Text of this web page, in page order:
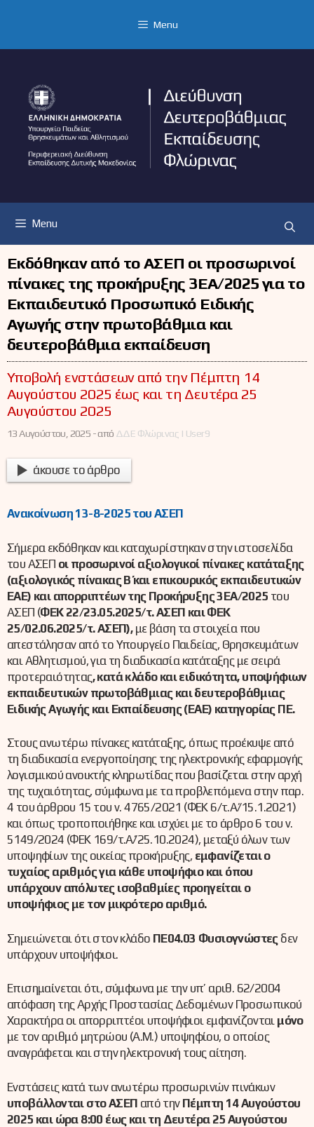
Menu
Menu
Εκδόθηκαν από το ΑΣΕΠ οι προσωρινοί
πίνακες της προκήρυξης 3ΕΑ/2025 για το
Εκπαιδευτικό Προσωπικό Ειδικής
Αγωγής στην πρωτοβάθμια και
δευτεροβάθμια εκπαίδευση
Υποβολή ενστάσεων από την Πέμπτη 14
Αυγούστου 2025 έως και τη Δευτέρα 25
Αυγούστου 2025
13 Αυγούστου, 2025 -από ΔΔΕ Φλώρινας | User9
άκουσε το άρθρο
Ανακοίνωση 13-8-2025 του ΑΣΕΠ
Σήμερα εκδόθηκαν και καταχωρίστηκαν στην ιστοσελίδα
του ΑΣΕΠ οιπροσωρινοί αξιολογικοί πίνακες κατάταξης
(αξιολογικός πίνακας Β΄ και επικουρικός εκπαιδευτικών
ΕΑΕ) και απορριπτέων της Προκήρυξης 3ΕΑ/2025 του
ΑΣΕΠ (ΦΕΚ 22/23.05.2025/τ. ΑΣΕΠ και ΦΕΚ
25/02.06.2025/τ. ΑΣΕΠ),με βάση τα στοιχεία που
απεστάλησαν από το Υπουργείο Παιδείας, Θρησκευμάτων
και Αθλητισμού, για τη διαδικασία κατάταξης με σειρά
προτεραιότητας, κατά κλάδο και ειδικότητα, υποψήφιων
εκπαιδευτικών πρωτοβάθμιας και δευτεροβάθμιας
Ειδικής Αγωγής και Εκπαίδευσης (ΕΑΕ) κατηγορίας ΠΕ.
Στους ανωτέρω πίνακες κατάταξης, όπως προέκυψε από
τη διαδικασία ενεργοποίησης της ηλεκτρονικής εφαρμογής
λογισμικού ανοικτής κληρωτίδας που βασίζεται στην αρχή
της τυχαιότητας, σύμφωνα με τα προβλεπόμενα στην παρ.
4 του άρθρου 15 του ν. 4765/2021 (ΦΕΚ 6/τ.Α΄/15.1.2021)
και όπως τροποποιήθηκε και ισχύει με το άρθρο 6 του ν.
5149/2024 (ΦΕΚ 169/τ.Α΄/25.10.2024), μεταξύ όλων των
υποψηφίων της οικείας προκήρυξης, εμφανίζεται ο
τυχαίος αριθμός για κάθε υποψήφιο και όπου
υπάρχουν απόλυτες ισοβαθμίες προηγείται ο
υποψήφιος με τον μικρότερο αριθμό.
Σημειώνεται ότι στον κλάδο ΠΕ04.03 Φυσιογνώστες δεν
υπάρχουν υποψήφιοι.
Επισημαίνεται ότι, σύμφωνα με την υπ’ αριθ. 62/2004
απόφαση της Αρχής Προστασίας Δεδομένων Προσωπικού
Χαρακτήρα οι απορριπτέοι υποψήφιοι εμφανίζονται μόνο
με τον αριθμό μητρώου (Α.Μ.) υποψηφίου, ο οποίος
αναγράφεται και στην ηλεκτρονική τους αίτηση.
Ενστάσεις κατά των ανωτέρω προσωρινών πινάκων
υποβάλλονται στο ΑΣΕΠ από την Πέμπτη 14 Αυγούστου
2025 και ώρα 8:00 έως και τη Δευτέρα 25 Αυγούστου